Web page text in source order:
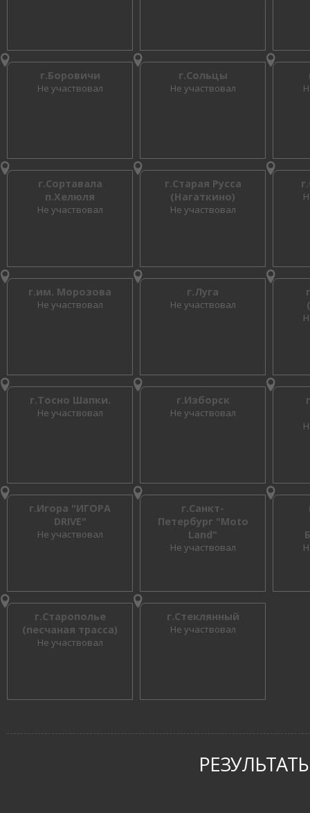
г.Боровичи
Не участвовал
г.Сольцы
Не участвовал
г.Сортавала
п.Хелюля
Не участвовал
г.Старая Русса
(Нагаткино)
Не участвовал
г.им. Морозова
Не участвовал
г.Луга
Не участвовал
г.Тосно Шапки.
Не участвовал
г.Изборск
Не участвовал
г.Игора "ИГОРА
DRIVE"
Не участвовал
г.Санкт-
Петербург "Moto
Land"
Не участвовал
г.Старополье
(песчаная трасса)
Не участвовал
г.Стеклянный
Не участвовал